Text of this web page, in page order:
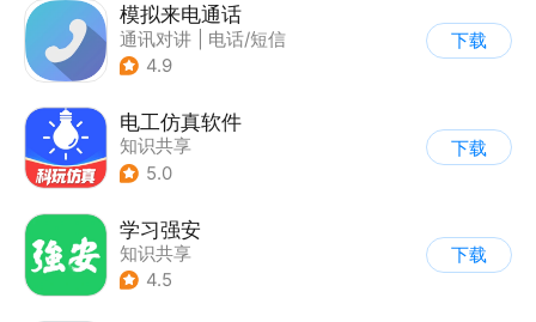
模拟来电通话
通讯对讲
电话/短信
4.9
下载
电工仿真软件
知识共享
5.0
下载
学习强安
知识共享
4.5
下载